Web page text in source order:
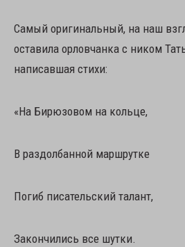
Самый оригинальный, на наш
оставила орловчанка с ником
написавшая стихи:
«На Бирюзовом на кольце,
В раздолбанной маршрутке
Погиб писательский талант,
Закончились все шутки.